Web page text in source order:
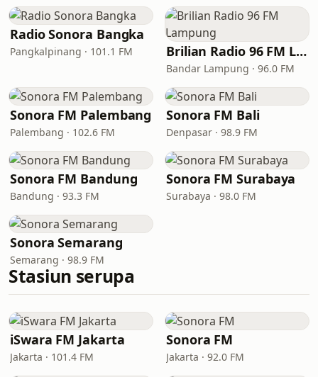
Radio Sonora Bangka
Pangkalpinang · 101.1 FM Brilian Radio 96 FM Lampung
Bandar Lampung · 96.0 FM
Sonora FM Palembang
Palembang · 102.6 FM
Sonora FM Bali
Denpasar · 98.9 FM
Sonora FM Bandung
Bandung · 93.3 FM
Sonora FM Surabaya
Surabaya · 98.0 FM
Sonora Semarang
Semarang · 98.9 FM
Stasiun serupa
iSwara FM Jakarta
Jakarta · 101.4 FM
Sonora FM
Jakarta · 92.0 FM